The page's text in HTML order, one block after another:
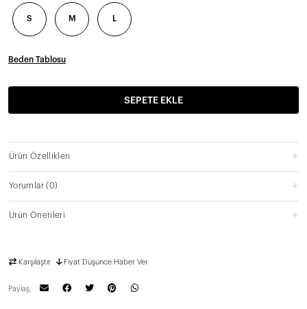
S M L
Beden Tablosu
SEPETE EKLE
Ürün Özellikleri
Yorumlar(0)
Ürün Önerileri
Karşılaştır Fiyat Düşünce Haber Ver
Paylaş;